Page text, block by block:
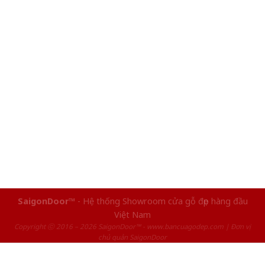
SaigonDoor™ - Hệ thống Showroom cửa gỗ đẹp hàng đầu
Việt Nam
Copyright ⓒ 2016 – 2026 SaigonDoor™ - www.bancuagodep.com | Đơn vị
chủ quản SaigonDoor